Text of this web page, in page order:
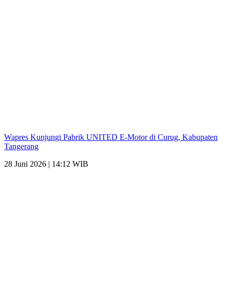
Wapres Kunjungi Pabrik UNITED E-Motor di Curug, Kabupaten
Tangerang
28 Juni 2026 | 14:12 WIB